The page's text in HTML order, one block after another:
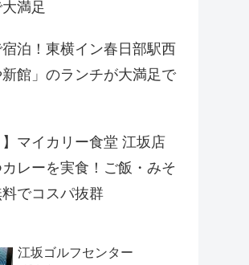
満足
泊！東横イン春日部駅西
館」のランチが大満足で
】マイカリー食堂 江坂店
レーを実食！ご飯・みそ
でコスパ抜群
江坂ゴルフセンター